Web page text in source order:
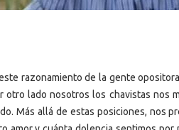
razonamiento de la gente
otro lado nosotros los chavistas nos
Más allá de estas posiciones, nos